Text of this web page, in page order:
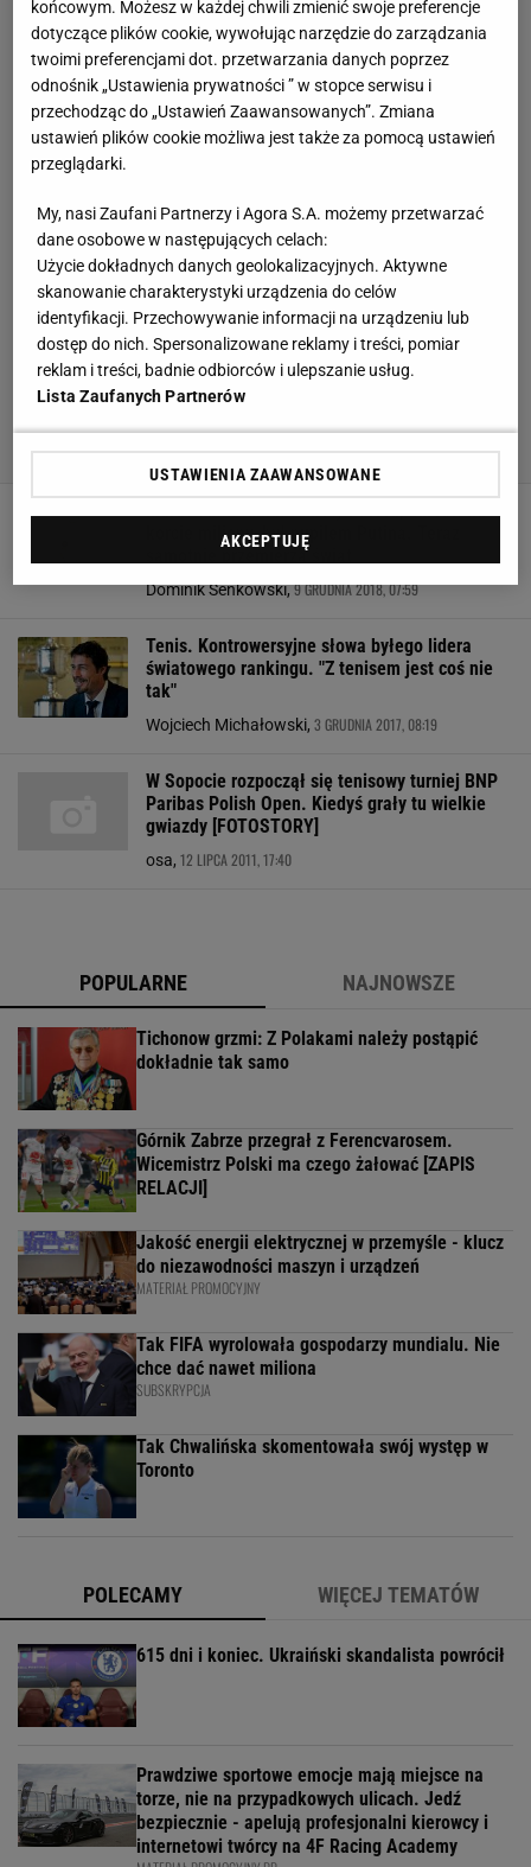
Marat Safin łamał rakiety i serca, zarobił na
korcie miliony, był pupilem Putina. Teraz
samotnie przemierza świat
Dominik Senkowski,9 GRUDNIA 2018, 07:59
Tenis. Kontrowersyjne słowa byłego lidera
światowego rankingu. "Z tenisem jest coś nie
tak"
Wojciech Michałowski, 3 GRUDNIA 2017, 08:19
W Sopocie rozpoczął się tenisowy turniej BNP
Paribas Polish Open. Kiedyś grały tu wielkie
gwiazdy [FOTOSTORY]
osa, 12 LIPCA 2011, 17:40
POPULARNE NAJNOWSZE
Tichonow grzmi: Z Polakami należy postąpić
dokładnie tak samo
Górnik Zabrze przegrał z Ferencvarosem.
Wicemistrz Polski ma czego żałować [ZAPIS
RELACJI]
Jakość energii elektrycznej w przemyśle - klucz
do niezawodności maszyn i urządzeń
MATERIAŁ PROMOCYJNY
Tak FIFA wyrolowała gospodarzy mundialu. Nie
chce dać nawet miliona
SUBSKRYPCJA
Tak Chwalińska skomentowała swój występ w
Toronto
POLECAMY WIĘCEJ TEMATÓW
615 dni i koniec. Ukraiński skandalista powrócił
Prawdziwe sportowe emocje mają miejsce na
torze, nie na przypadkowych ulicach. Jedź
bezpiecznie - apelują profesjonalni kierowcy i
internetowi twórcy na 4F Racing Academy
końcowym. Możesz w każdej chwili zmienić swoje preferencje
dotyczące plików cookie, wywołując narzędzie do zarządzania
twoimi preferencjami dot. przetwarzania danych poprzez
odnośnik „Ustawienia prywatności ” w stopce serwisu i
przechodząc do „Ustawień Zaawansowanych”. Zmiana
ustawień plików cookie możliwa jest także za pomocą ustawień
przeglądarki.
My, nasi Zaufani Partnerzy i Agora S.A. możemy przetwarzać
dane osobowe w następujących celach:
Użycie dokładnych danych geolokalizacyjnych. Aktywne
skanowanie charakterystyki urządzenia do celów
identyfikacji. Przechowywanie informacji na urządzeniu lub
dostęp do nich. Spersonalizowane reklamy i treści, pomiar
reklam i treści, badnie odbiorców i ulepszanie usług.
Lista Zaufanych Partnerów
USTAWIENIA ZAAWANSOWANE
AKCEPTUJĘ